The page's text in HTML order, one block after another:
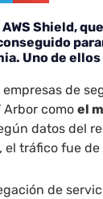
Shield,
Uno de
de
Arbor comoel
datos del
el tráfico fue de
de